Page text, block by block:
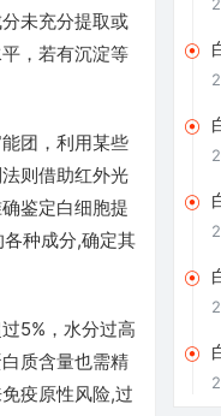
未充分提取或
，若有沉淀等
团，利用某些
则借助红外光
鉴定白细胞提
种成分,确定其
5%，水分过高
质含量也需精
疫原性风险,过